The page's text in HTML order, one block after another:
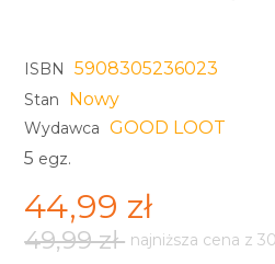
ISBN 5908305236023
Stan Nowy
Wydawca GOOD LOOT
5 egz.
44,99 zł
49,99 zł najniższa cena z